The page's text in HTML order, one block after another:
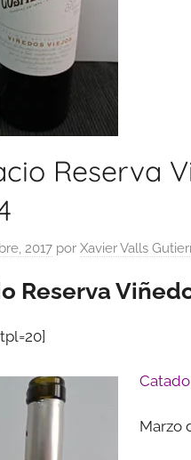
Reserva
2017 por Xavier Valls
Reserva
Marzo